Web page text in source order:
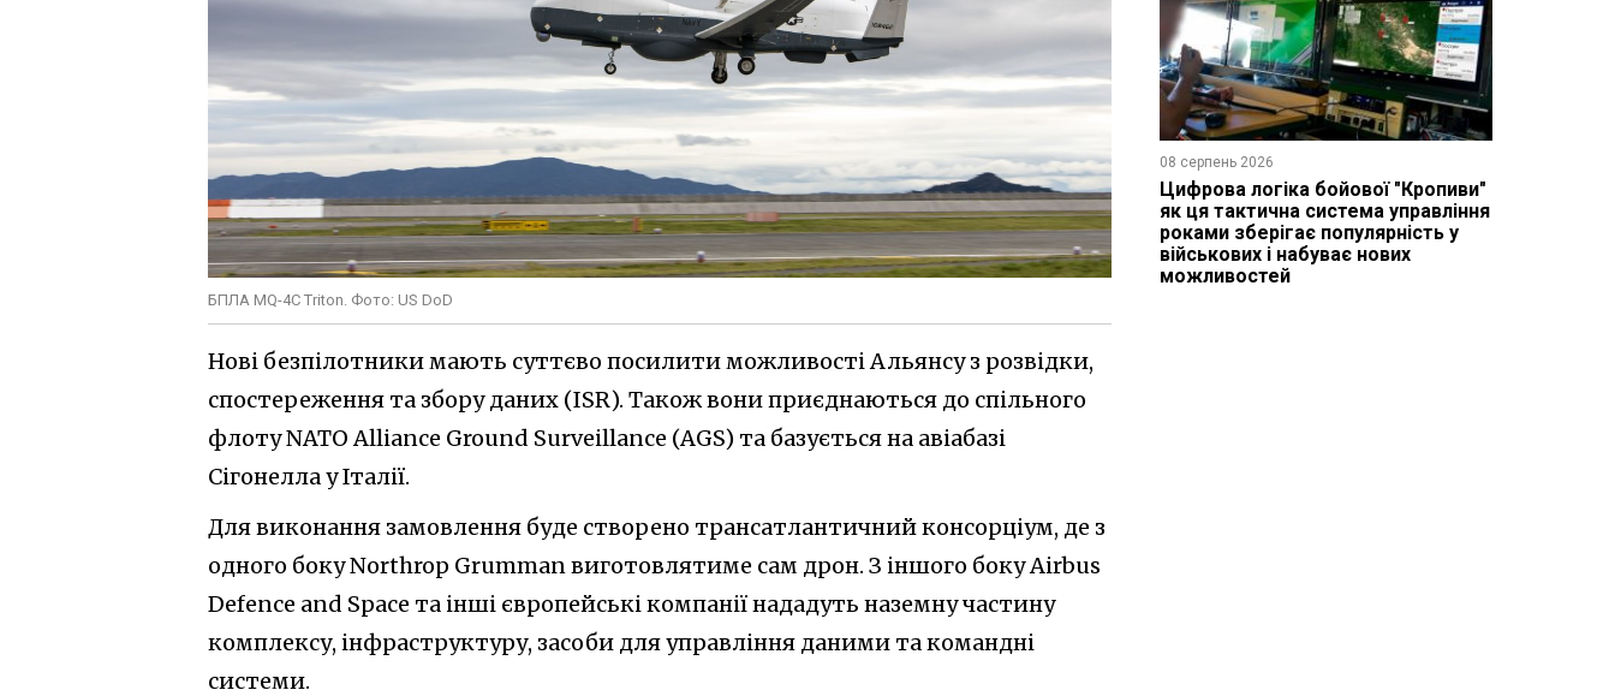
БПЛА MQ-4C Triton. Фото: US DoD
Нові безпілотники мають суттєво посилити можливості Альянсу з розвідки,
спостереження та збору даних (ISR). Також вони приєднаються до спільного
флоту NATO Alliance Ground Surveillance (AGS) та базується на авіабазі
Сігонелла у Італії.
Для виконання замовлення буде створено трансатлантичний консорціум, де з
одного боку Northrop Grumman виготовлятиме сам дрон. З іншого боку Airbus
Defence and Space та інші європейські компанії нададуть наземну частину
комплексу, інфраструктуру, засоби для управління даними та командні
системи.
08 серпень 2026
Цифрова логіка бойової "Кропиви"
як ця тактична система управління
роками зберігає популярність у
військових і набуває нових
можливостей